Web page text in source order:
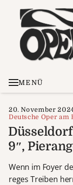
MENÜ
20. November
Deutsche Oper
9″,
Wenn im Foyer
reges Treiben